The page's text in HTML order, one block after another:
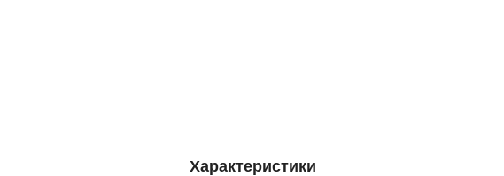
Характеристики